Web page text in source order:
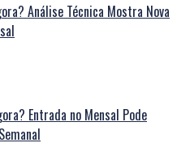
Análise Técnica Mostra Nova
Entrada no Mensal Pode